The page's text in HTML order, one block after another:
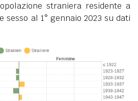
straniera residente a
sesso al 1° gennaio 2023 su dati